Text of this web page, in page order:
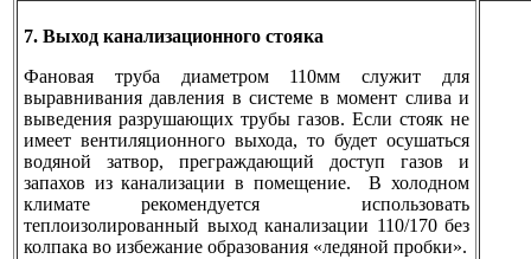
7. Выход канализационного стояка
Фановая труба диаметром 110мм служит для
выравнивания давления в системе в момент слива и
выведения разрушающих трубы газов. Если стояк не
имеет вентиляционного выхода, то будет осушаться
водяной затвор, преграждающий доступ газов и
запахов из канализации в помещение. В холодном
климате рекомендуется использовать
теплоизолированный выход канализации 110/170 без
колпака во избежание образования «ледяной пробки».